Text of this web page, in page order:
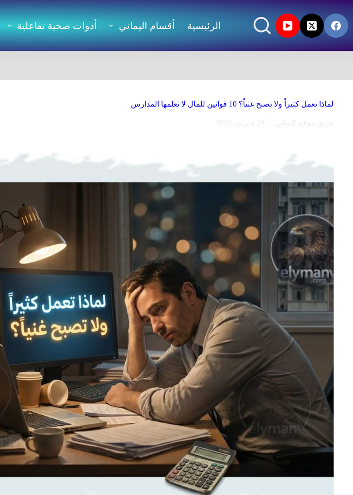
الرئيسية أقسام اليماني أدوات صحية تفاعلية
لماذا تعمل كثيراً ولا تصبح غنياً؟ 10 قوانين للمال لا تعلمها المدارس